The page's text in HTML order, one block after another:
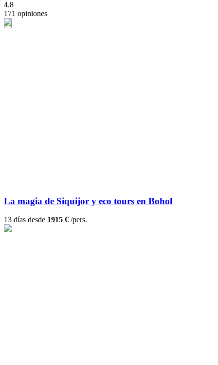
4.8
171 opiniones
La magia de Siquijor y eco tours en Bohol
13 días desde 1915 € /pers.